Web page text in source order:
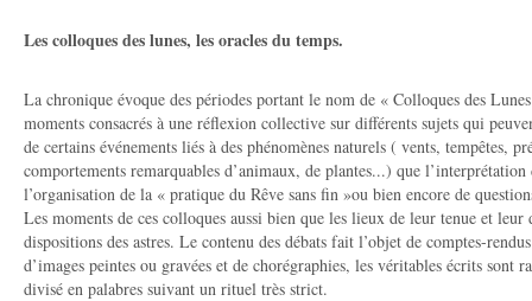
Les colloques des lunes, les oracles du temps.
La chronique évoque des périodes portant le nom de « Colloques des
moments consacrés à une réflexion collective sur différents sujets qui
de certains événements liés à des phénomènes naturels ( vents, tempêtes,
comportements remarquables d’animaux, de plantes...) que l’interprétation
l’organisation de la « pratique du Rêve sans fin »ou bien encore de
Les moments de ces colloques aussi bien que les lieux de leur tenue et leur
dispositions des astres. Le contenu des débats fait l’objet de comptes-
d’images peintes ou gravées et de chorégraphies, les véritables écrits sont
divisé en palabres suivant un rituel très strict.